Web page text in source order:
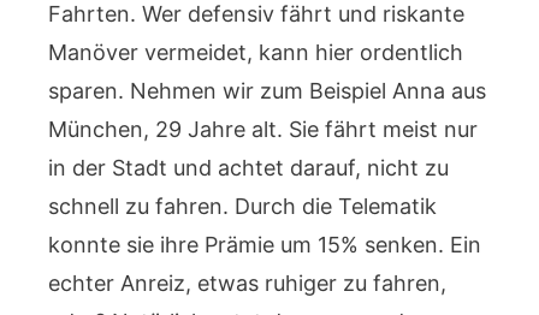
Fahrten. Wer defensiv fährt und riskante
Manöver vermeidet, kann hier ordentlich
sparen. Nehmen wir zum Beispiel Anna aus
München, 29 Jahre alt. Sie fährt meist nur
in der Stadt und achtet darauf, nicht zu
schnell zu fahren. Durch die Telematik
konnte sie ihre Prämie um 15% senken. Ein
echter Anreiz, etwas ruhiger zu fahren,